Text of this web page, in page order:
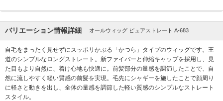
バリエーション情報詳細 オールウィッグ ピュアストレート A-683
自毛をまったく見せずにスッポリかぶる「かつら」タイプのウィッグです。王
道のシンプルなロングストレート。新ファイバーと伸縮キャップを採用し、見
た目もより自然に、着け心地も快適に。前髪部分の量感を調節したことで、自
然に流しやすく軽い質感の前髪を実現。毛先にシャギーを施したことで顔周り
に軽さと動きを出し、全体の量感を調節した軽い質感のシンプルなストレート
スタイル。